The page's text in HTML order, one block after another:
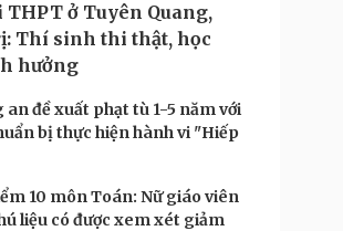
THPT ở Tuyên Quang,
Thí sinh thi thật, học
hưởng
an đề xuất phạt tù 1-5 năm với
bị thực hiện hành vi "Hiếp
10 môn Toán: Nữ giáo viên
liệu có được xem xét giảm